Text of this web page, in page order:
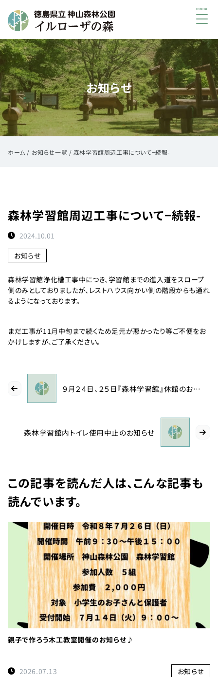
メ
ュ
ー
初
め
て
の
方
へ
ご
利
案
ン
予
約
状
施
設
介
せ
利
案
内
問
各
種
ご
TEL：
088-
678-
9:00〜
お知らせ
ホーム / お知らせ一覧 / 森林学習館周辺工事について−続報-
森林学習館周辺工事について−続報-
2024.10.01
お知らせ
森林学習館浄化槽工事中につき、学習館までの進入道をスロープ
側のみとしておりましたが、レストハウス向かい側の階段からも通れ
るようになっております。
まだ工事が11月中旬まで続くため足元が悪かったり等ご不便をお
かけしますが、ご了承ください。
９月２４日、２５日『森林学習館』休館のお知らせ
森林学習館内トイレ使用中止のお知らせ
この記事を読んだ人は、こんな記事も
読んでいます。
親子で作ろう木工教室開催のお知らせ♪
2026.07.13 お知らせ